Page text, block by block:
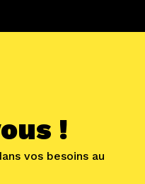
!
vos besoins au